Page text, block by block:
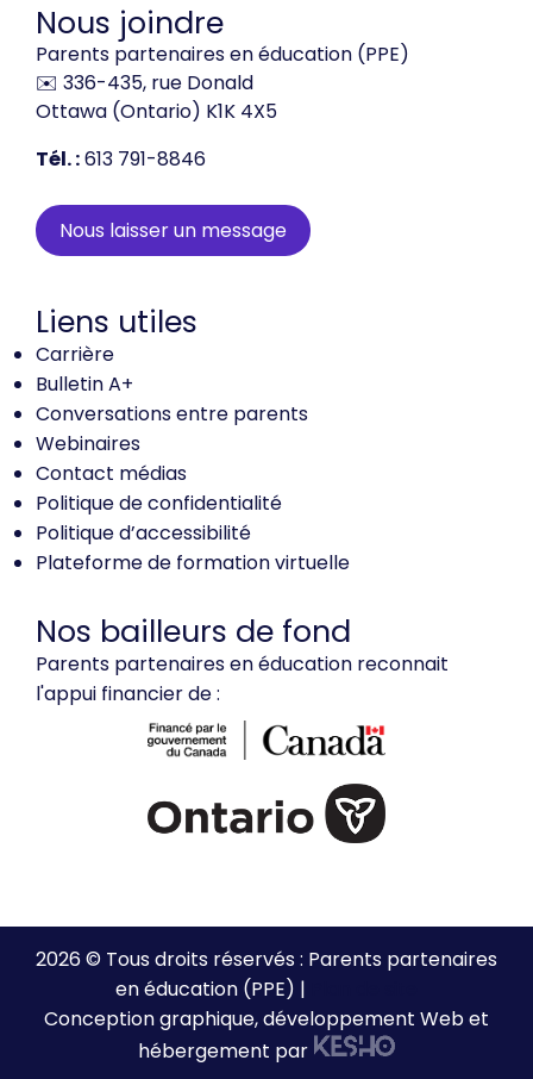
Nous joindre
Parents partenaires en éducation (PPE)
✉️ 336-435, rue Donald
Ottawa (Ontario) K1K 4X5
Tél. :613 791-8846
Nous laisser un message
Liens utiles
Carrière
Bulletin A+
Conversations entre parents
Webinaires
Contact médias
Politique de confidentialité
Politique d’accessibilité
Plateforme de formation virtuelle
Nos bailleurs de fond
Parents partenaires en éducation reconnait
l'appui financier de :
2026 © Tous droits réservés : Parents partenaires
en éducation (PPE) |
Conception graphique, développement Web et
hébergement par